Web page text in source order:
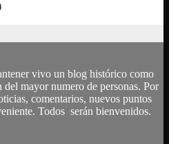
vivo un blog histórico como
mayor numero de personas. Por
comentarios, nuevos puntos
Todos serán bienvenidos.